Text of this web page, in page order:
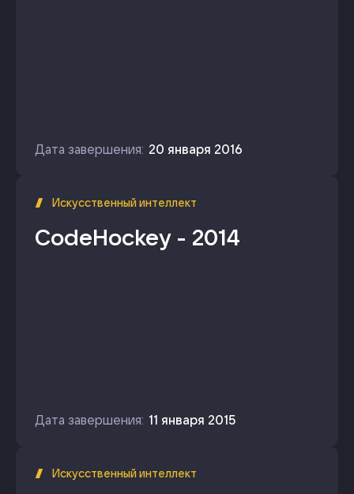
Дата завершения: 20 января 2016
Искусственный интеллект
CodeHockey - 2014
Дата завершения: 11 января 2015
Искусственный интеллект